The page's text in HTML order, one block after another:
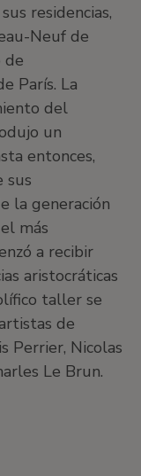
residencias,
Neuf de
de
París. La
del
un
entonces,
sus
la generación
más
a recibir
aristocráticas
taller se
de
Perrier, Nicolas
Le Brun.